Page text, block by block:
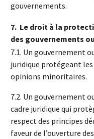
gouvernements.
7. Le droit à la
des gouvernements
7.1. Un gouvernement
juridique protégeant
opinions minoritaires.
7.2. Un gouvernement
cadre juridique qui
respect des principes
faveur de l’ouverture